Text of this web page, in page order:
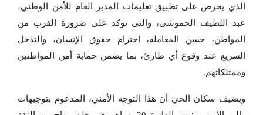
الذي يحرص على تطبيق تعليمات المدير العام للأمن الوطني،
عبد اللطيف الحموشي، والتي تؤكد على ضرورة القرب من
المواطن، حسن المعاملة، احترام حقوق الإنسان، والتدخل
السريع عند وقوع أي طارئ، بما يضمن حماية أمن المواطنين
وممتلكاتهم.
ويضيف سكان الحي أن هذا التوجه الأمني، المدعوم بتوجيهات